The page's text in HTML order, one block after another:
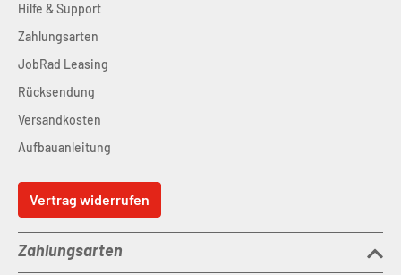
Hilfe & Support
Zahlungsarten
JobRad Leasing
Rücksendung
Versandkosten
Aufbauanleitung
Vertrag widerrufen
Zahlungsarten